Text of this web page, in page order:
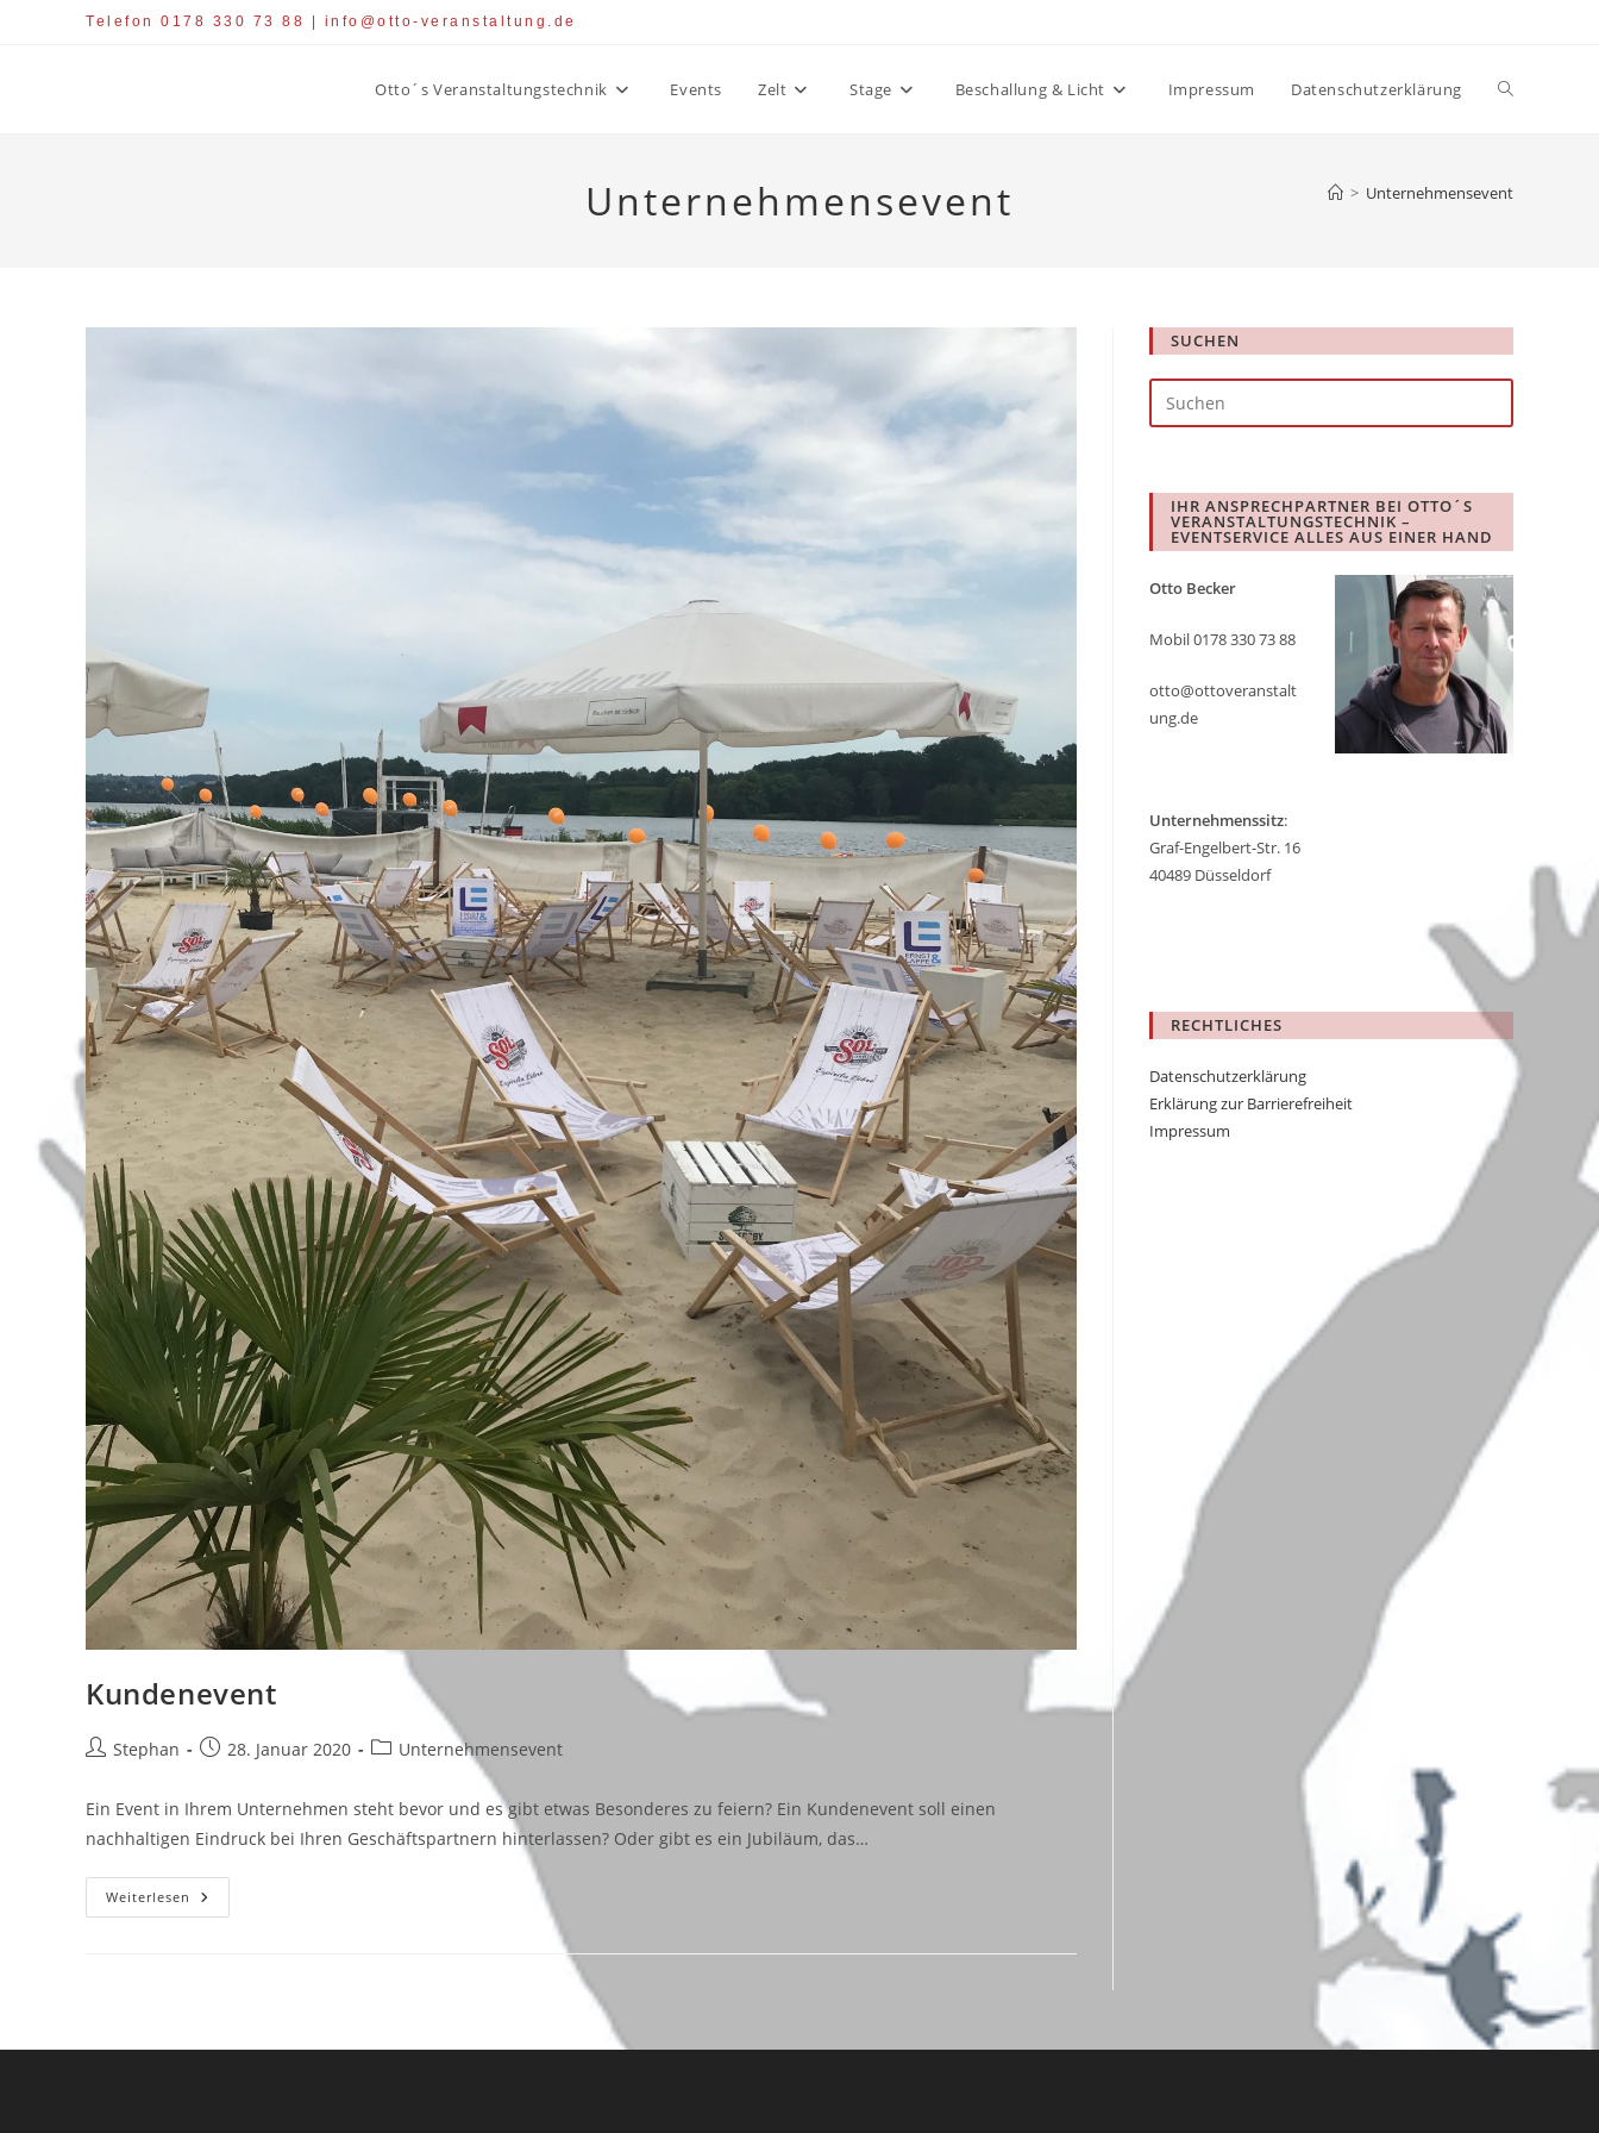
Telefon 0178 330 73 88 | info@otto-veranstaltung.de
Otto´s Veranstaltungstechnik Events Zelt Stage Beschallung & Licht Impressum Datenschutzerklärung Website-
Unternehmensevent > Unternehmensevent
Kundenevent
Beitrags-
Stephan
Beitrag28. Januar 2020
Beitrags-
Unternehmensevent
Ein Event in Ihrem Unternehmen steht bevor und es gibt etwas Besonderes zu feiern? Ein Kundenevent soll einen
nachhaltigen Eindruck bei Ihren Geschäftspartnern hinterlassen? Oder gibt es ein Jubiläum, das…
Weiterlesen Kundenevent
SUCHEN
Escape
panel.
IHR ANSPRECHPARTNER BEI OTTO´S
VERANSTALTUNGSTECHNIK –
EVENTSERVICE ALLES AUS EINER HAND
Otto Becker
Mobil 0178 330 73 88
otto@ottoveranstalt
ung.de
Unternehmenssitz:
Graf-Engelbert-Str. 16
40489 Düsseldorf
RECHTLICHES
Datenschutzerklärung
Erklärung zur Barrierefreiheit
Impressum